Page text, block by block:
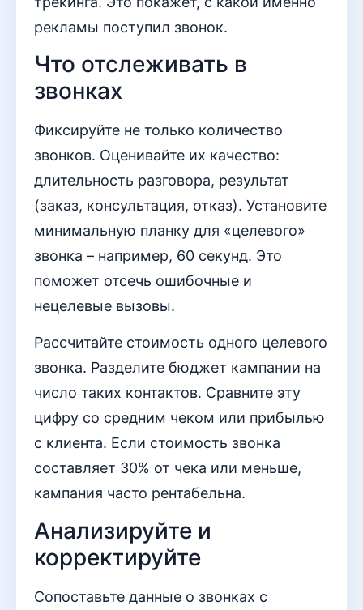
рекламы поступил звонок.
Что отслеживать в
звонках
Фиксируйте не только количество
звонков. Оценивайте их качество:
длительность разговора, результат
(заказ, консультация, отказ). Установите
минимальную планку для «целевого»
звонка – например, 60 секунд. Это
поможет отсечь ошибочные и
нецелевые вызовы.
Рассчитайте стоимость одного целевого
звонка. Разделите бюджет кампании на
число таких контактов. Сравните эту
цифру со средним чеком или прибылью
с клиента. Если стоимость звонка
составляет 30% от чека или меньше,
кампания часто рентабельна.
Анализируйте и
корректируйте
Сопоставьте данные о звонках с